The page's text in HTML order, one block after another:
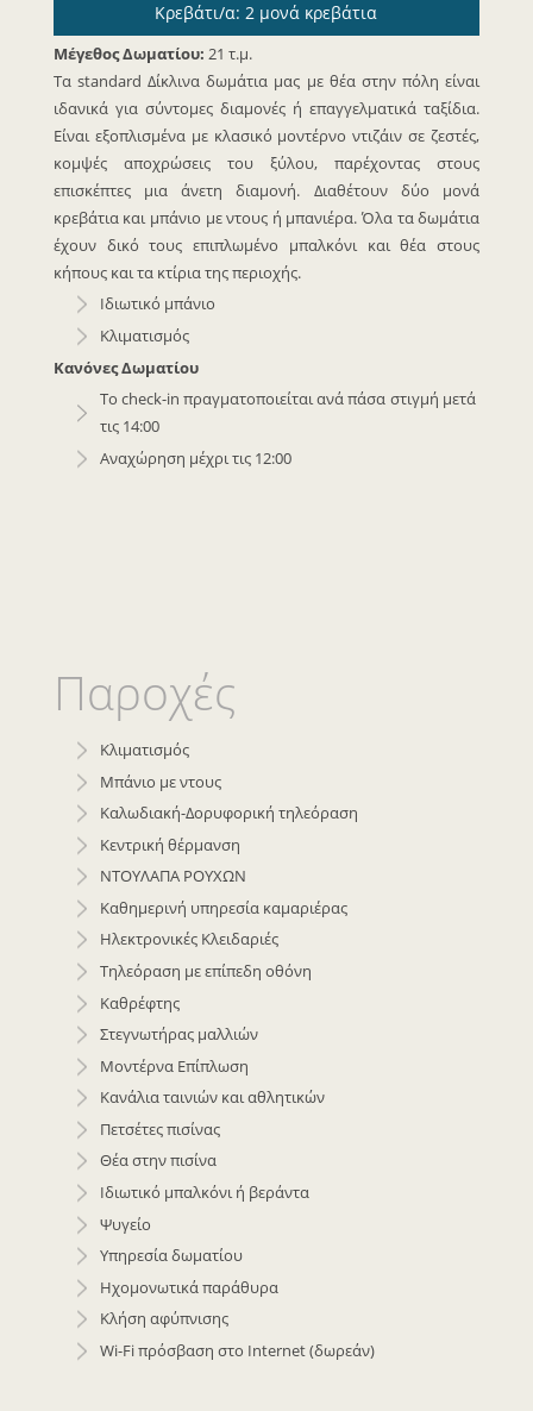
Κρεβάτι/α: 2 μονά κρεβάτια
Μέγεθος Δωματίου: 21 τ.μ.
Τα standard Δίκλινα δωμάτια μας με θέα στην πόλη είναι
ιδανικά για σύντομες διαμονές ή επαγγελματικά ταξίδια.
Είναι εξοπλισμένα με κλασικό μοντέρνο ντιζάιν σε ζεστές,
κομψές αποχρώσεις του ξύλου, παρέχοντας στους
επισκέπτες μια άνετη διαμονή. Διαθέτουν δύο μονά
κρεβάτια και μπάνιο με ντους ή μπανιέρα. Όλα τα δωμάτια
έχουν δικό τους επιπλωμένο μπαλκόνι και θέα στους
κήπους και τα κτίρια της περιοχής.
Ιδιωτικό μπάνιο
Κλιματισμός
Κανόνες Δωματίου
Το check-in πραγματοποιείται ανά πάσα στιγμή μετά
τις 14:00
Αναχώρηση μέχρι τις 12:00
Παροχές
Κλιματισμός
Μπάνιο με ντους
Καλωδιακή-Δορυφορική τηλεόραση
Κεντρική θέρμανση
ΝΤΟΥΛΑΠΑ ΡΟΥΧΩΝ
Καθημερινή υπηρεσία καμαριέρας
Ηλεκτρονικές Κλειδαριές
Τηλεόραση με επίπεδη οθόνη
Kαθρέφτης
Στεγνωτήρας μαλλιών
Μοντέρνα Επίπλωση
Κανάλια ταινιών και αθλητικών
Πετσέτες πισίνας
Θέα στην πισίνα
Ιδιωτικό μπαλκόνι ή βεράντα
Ψυγείο
Υπηρεσία δωματίου
Ηχομονωτικά παράθυρα
Κλήση αφύπνισης
Wi-Fi πρόσβαση στο Internet (δωρεάν)